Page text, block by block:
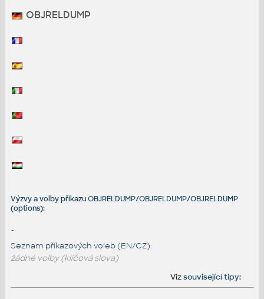
OBJRELDUMP
Výzvy a volby příkazu OBJRELDUMP/OBJRELDUMP/OBJRELDUMP
(options):
-
Seznam příkazových voleb (EN/CZ):
žádné volby (klíčová slova)
Vizsouvisející tipy: